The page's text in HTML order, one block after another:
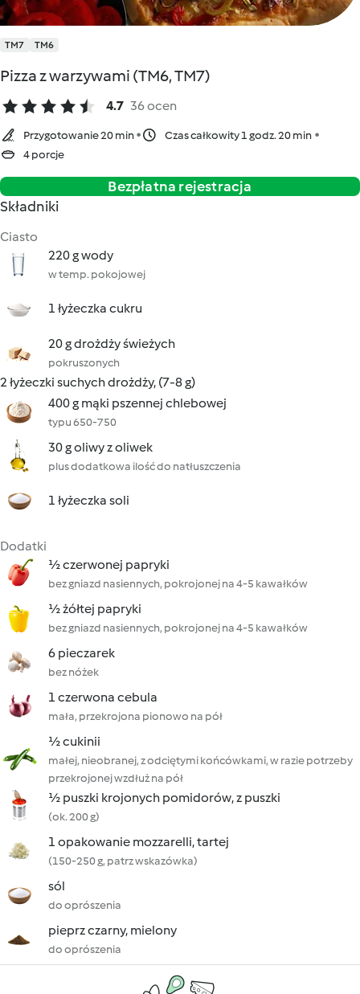
TM7 TM6
Pizza z warzywami (TM6, TM7)
4.7 36 ocen
Przygotowanie 20 min
Czas całkowity 1 godz. 20 min
4 porcje
Bezpłatna rejestracja
Składniki
Ciasto
220 g wody
w temp. pokojowej
1 łyżeczka cukru
20 g drożdży świeżych
pokruszonych
2 łyżeczki suchych drożdży, (7-8 g)
400 g mąki pszennej chlebowej
typu 650-750
30 g oliwy z oliwek
plus dodatkowa ilość do natłuszczenia
1 łyżeczka soli
Dodatki
½ czerwonej papryki
bez gniazd nasiennych, pokrojonej na 4-5 kawałków
½ żółtej papryki
bez gniazd nasiennych, pokrojonej na 4-5 kawałków
6 pieczarek
bez nóżek
1 czerwona cebula
mała, przekrojona pionowo na pół
½ cukinii
małej, nieobranej, z odciętymi końcówkami, w razie potrzeby
przekrojonej wzdłuż na pół
½ puszki krojonych pomidorów, z puszki
(ok. 200 g)
1 opakowanie mozzarelli, tartej
(150-250 g, patrz wskazówka)
sól
do oprószenia
pieprz czarny, mielony
do oprószenia